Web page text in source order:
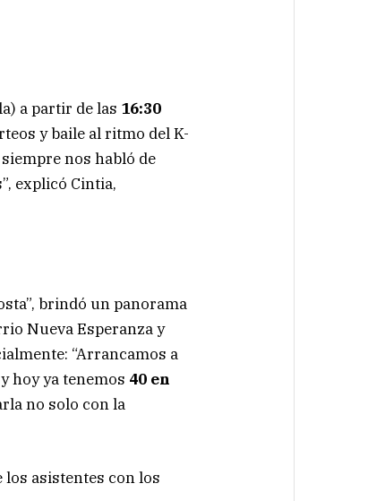
a partir de las 16:30
y baile al ritmo del K-
nos habló de
explicó Cintia,
brindó un panorama
Nueva Esperanza y
“Arrancamos a
hoy ya tenemos 40 en
no solo con la
los asistentes con los